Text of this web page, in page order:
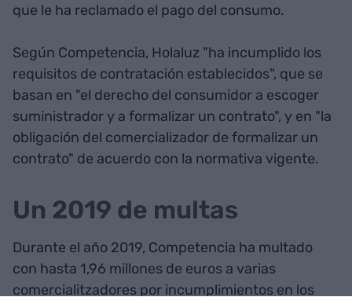
que le ha reclamado el pago del consumo.
Según Competencia, Holaluz "ha incumplido los
requisitos de contratación establecidos", que se
basan en "el derecho del consumidor a escoger
suministrador y a formalizar un contrato", y en "la
obligación del comercializador de formalizar un
contrato" de acuerdo con la normativa vigente.
Un 2019 de multas
Durante el año 2019, Competencia ha multado
con hasta 1,96 millones de euros a varias
comercialitzadores por incumplimientos en los